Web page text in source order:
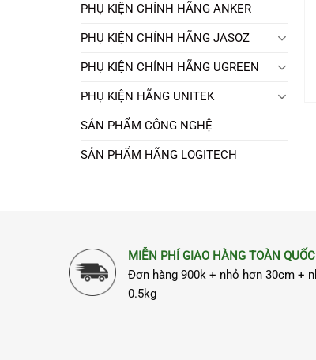
PHỤ KIỆN CHÍNH HÃNG ANKER
PHỤ KIỆN CHÍNH HÃNG JASOZ
PHỤ KIỆN CHÍNH HÃNG UGREEN
PHỤ KIỆN HÃNG UNITEK
SẢN PHẨM CÔNG NGHỆ
SẢN PHẨM HÃNG LOGITECH
MIỄN PHÍ GIAO HÀNG TOÀN QUỐC
Đơn hàng 900k + nhỏ hơn 30cm +
0.5kg